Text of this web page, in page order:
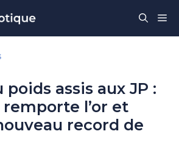
assis aux JP :
l’or et
record de